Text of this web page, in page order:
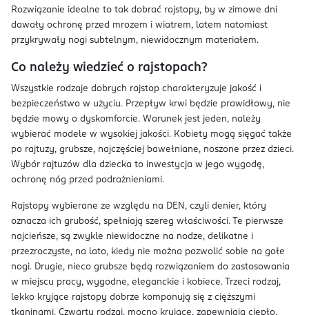
Rozwiązanie idealne to tak dobrać rajstopy, by w zimowe dni
dawały ochronę przed mrozem i wiatrem, latem natomiast
przykrywały nogi subtelnym, niewidocznym materiałem.
Co należy wiedzieć o rajstopach?
Wszystkie rodzaje dobrych rajstop charakteryzuje jakość i
bezpieczeństwo w użyciu. Przepływ krwi będzie prawidłowy, nie
będzie mowy o dyskomforcie. Warunek jest jeden, należy
wybierać modele w wysokiej jakości. Kobiety mogą sięgać także
po rajtuzy, grubsze, najczęściej bawełniane, noszone przez dzieci.
Wybór rajtuzów dla dziecka to inwestycja w jego wygodę,
ochronę nóg przed podrażnieniami.
Rajstopy wybierane ze względu na DEN, czyli denier, który
oznacza ich grubość, spełniają szereg właściwości. Te pierwsze
najcieńsze, są zwykle niewidoczne na nodze, delikatne i
przezroczyste, na lato, kiedy nie można pozwolić sobie na gołe
nogi. Drugie, nieco grubsze będą rozwiązaniem do zastosowania
w miejscu pracy, wygodne, eleganckie i kobiece. Trzeci rodzaj,
lekko kryjące rajstopy dobrze komponują się z cięższymi
tkaninami. Czwarty rodzaj, mocno kryjące, zapewniają ciepło,